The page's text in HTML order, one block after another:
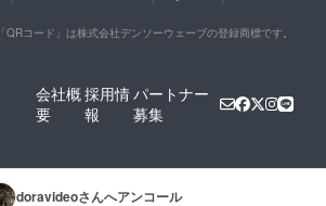
「QRコード」は株式会社デンソーウェーブの登録商標です。
会社概
要
採用情
報
パートナー
募集
doravideoさんへアンコール